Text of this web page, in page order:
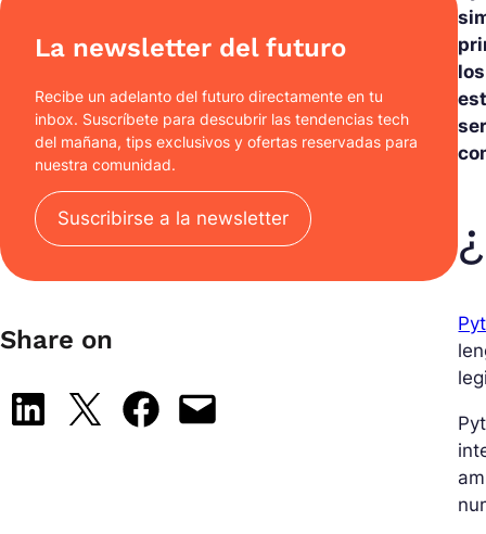
La newsletter del futuro
Recibe un adelanto del futuro directamente en tu
inbox. Suscríbete para descubrir las tendencias tech
del mañana, tips exclusivos y ofertas reservadas para
nuestra comunidad.
Suscribirse a la newsletter
Share on
Share on LinkedIn
Share on X Share on Facebook
Email this Page